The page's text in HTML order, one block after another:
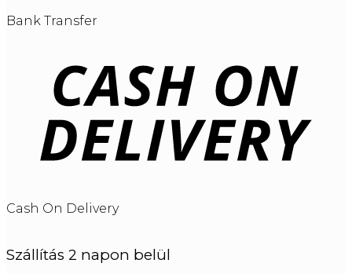
Bank Transfer
Cash On Delivery
Szállítás 2 napon belül